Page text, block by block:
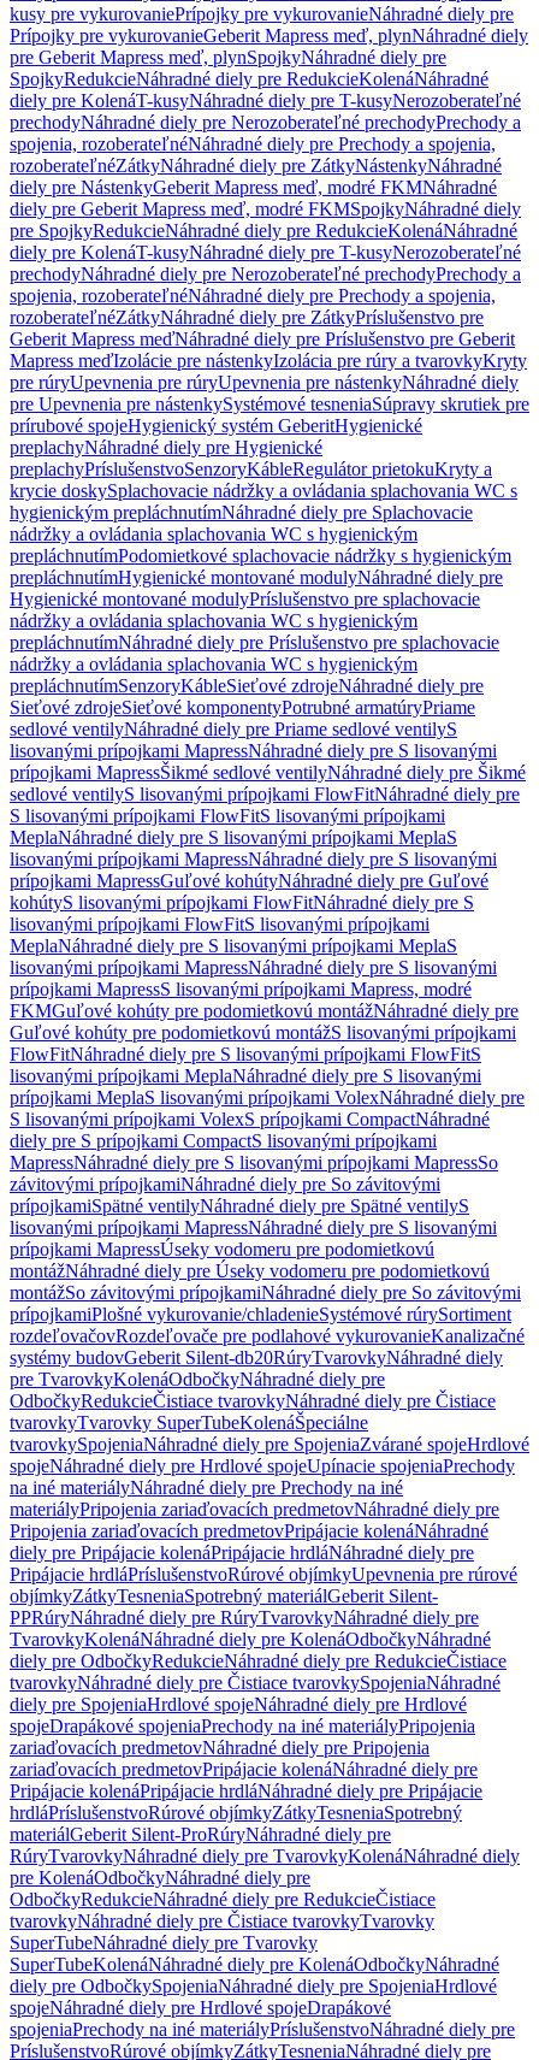
kusy pre vykurovaniePrípojky pre vykurovanieNáhradné diely pre
Prípojky pre vykurovanieGeberit Mapress meď, plynNáhradné diely
pre Geberit Mapress meď, plynSpojkyNáhradné diely pre
SpojkyRedukcieNáhradné diely pre RedukcieKolenáNáhradné
diely pre KolenáT-kusyNáhradné diely pre T-kusyNerozoberateľné
prechodyNáhradné diely pre Nerozoberateľné prechodyPrechody a
spojenia, rozoberateľnéNáhradné diely pre Prechody a spojenia,
rozoberateľnéZátkyNáhradné diely pre ZátkyNástenkyNáhradné
diely pre NástenkyGeberit Mapress meď, modré FKMNáhradné
diely pre Geberit Mapress meď, modré FKMSpojkyNáhradné diely
pre SpojkyRedukcieNáhradné diely pre RedukcieKolenáNáhradné
diely pre KolenáT-kusyNáhradné diely pre T-kusyNerozoberateľné
prechodyNáhradné diely pre Nerozoberateľné prechodyPrechody a
spojenia, rozoberateľnéNáhradné diely pre Prechody a spojenia,
rozoberateľnéZátkyNáhradné diely pre ZátkyPríslušenstvo pre
Geberit Mapress meďNáhradné diely pre Príslušenstvo pre Geberit
Mapress meďIzolácie pre nástenkyIzolácia pre rúry a tvarovkyKryty
pre rúryUpevnenia pre rúryUpevnenia pre nástenkyNáhradné diely
pre Upevnenia pre nástenkySystémové tesneniaSúpravy skrutiek pre
prírubové spojeHygienický systém GeberitHygienické
preplachyNáhradné diely pre Hygienické
preplachyPríslušenstvoSenzoryKábleRegulátor prietokuKryty a
krycie doskySplachovacie nádržky a ovládania splachovania WC s
hygienickým prepláchnutímNáhradné diely pre Splachovacie
nádržky a ovládania splachovania WC s hygienickým
prepláchnutímPodomietkové splachovacie nádržky s hygienickým
prepláchnutímHygienické montované modulyNáhradné diely pre
Hygienické montované modulyPríslušenstvo pre splachovacie
nádržky a ovládania splachovania WC s hygienickým
prepláchnutímNáhradné diely pre Príslušenstvo pre splachovacie
nádržky a ovládania splachovania WC s hygienickým
prepláchnutímSenzoryKábleSieťové zdrojeNáhradné diely pre
Sieťové zdrojeSieťové komponentyPotrubné armatúryPriame
sedlové ventilyNáhradné diely pre Priame sedlové ventilyS
lisovanými prípojkami MapressNáhradné diely pre S lisovanými
prípojkami MapressŠikmé sedlové ventilyNáhradné diely pre Šikmé
sedlové ventilyS lisovanými prípojkami FlowFitNáhradné diely pre
S lisovanými prípojkami FlowFitS lisovanými prípojkami
MeplaNáhradné diely pre S lisovanými prípojkami MeplaS
lisovanými prípojkami MapressNáhradné diely pre S lisovanými
prípojkami MapressGuľové kohútyNáhradné diely pre Guľové
kohútyS lisovanými prípojkami FlowFitNáhradné diely pre S
lisovanými prípojkami FlowFitS lisovanými prípojkami
MeplaNáhradné diely pre S lisovanými prípojkami MeplaS
lisovanými prípojkami MapressNáhradné diely pre S lisovanými
prípojkami MapressS lisovanými prípojkami Mapress, modré
FKMGuľové kohúty pre podomietkovú montážNáhradné diely pre
Guľové kohúty pre podomietkovú montážS lisovanými prípojkami
FlowFitNáhradné diely pre S lisovanými prípojkami FlowFitS
lisovanými prípojkami MeplaNáhradné diely pre S lisovanými
prípojkami MeplaS lisovanými prípojkami VolexNáhradné diely pre
S lisovanými prípojkami VolexS prípojkami CompactNáhradné
diely pre S prípojkami CompactS lisovanými prípojkami
MapressNáhradné diely pre S lisovanými prípojkami MapressSo
závitovými prípojkamiNáhradné diely pre So závitovými
prípojkamiSpätné ventilyNáhradné diely pre Spätné ventilyS
lisovanými prípojkami MapressNáhradné diely pre S lisovanými
prípojkami MapressÚseky vodomeru pre podomietkovú
montážNáhradné diely pre Úseky vodomeru pre podomietkovú
montážSo závitovými prípojkamiNáhradné diely pre So závitovými
prípojkamiPlošné vykurovanie/chladenieSystémové rúrySortiment
rozdeľovačovRozdeľovače pre podlahové vykurovanieKanalizačné
systémy budovGeberit Silent-db20RúryTvarovkyNáhradné diely
pre TvarovkyKolenáOdbočkyNáhradné diely pre
OdbočkyRedukcieČistiace tvarovkyNáhradné diely pre Čistiace
tvarovkyTvarovky SuperTubeKolenáŠpeciálne
tvarovkySpojeniaNáhradné diely pre SpojeniaZvárané spojeHrdlové
spojeNáhradné diely pre Hrdlové spojeUpínacie spojeniaPrechody
na iné materiályNáhradné diely pre Prechody na iné
materiályPripojenia zariaďovacích predmetovNáhradné diely pre
Pripojenia zariaďovacích predmetovPripájacie kolenáNáhradné
diely pre Pripájacie kolenáPripájacie hrdláNáhradné diely pre
Pripájacie hrdláPríslušenstvoRúrové objímkyUpevnenia pre rúrové
objímkyZátkyTesneniaSpotrebný materiálGeberit Silent-
PPRúryNáhradné diely pre RúryTvarovkyNáhradné diely pre
TvarovkyKolenáNáhradné diely pre KolenáOdbočkyNáhradné
diely pre OdbočkyRedukcieNáhradné diely pre RedukcieČistiace
tvarovkyNáhradné diely pre Čistiace tvarovkySpojeniaNáhradné
diely pre SpojeniaHrdlové spojeNáhradné diely pre Hrdlové
spojeDrapákové spojeniaPrechody na iné materiályPripojenia
zariaďovacích predmetovNáhradné diely pre Pripojenia
zariaďovacích predmetovPripájacie kolenáNáhradné diely pre
Pripájacie kolenáPripájacie hrdláNáhradné diely pre Pripájacie
hrdláPríslušenstvoRúrové objímkyZátkyTesneniaSpotrebný
materiálGeberit Silent-ProRúryNáhradné diely pre
RúryTvarovkyNáhradné diely pre TvarovkyKolenáNáhradné diely
pre KolenáOdbočkyNáhradné diely pre
OdbočkyRedukcieNáhradné diely pre RedukcieČistiace
tvarovkyNáhradné diely pre Čistiace tvarovkyTvarovky
SuperTubeNáhradné diely pre Tvarovky
SuperTubeKolenáNáhradné diely pre KolenáOdbočkyNáhradné
diely pre OdbočkySpojeniaNáhradné diely pre SpojeniaHrdlové
spojeNáhradné diely pre Hrdlové spojeDrapákové
spojeniaPrechody na iné materiályPríslušenstvoNáhradné diely pre
PríslušenstvoRúrové objímkyZátkyTesneniaNáhradné diely pre